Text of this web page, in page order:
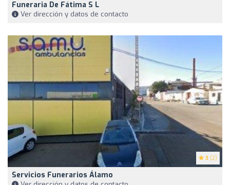
Funeraria De Fátima S L
Ver dirección y datos de contacto
3 (2)
Servicios Funerarios Álamo